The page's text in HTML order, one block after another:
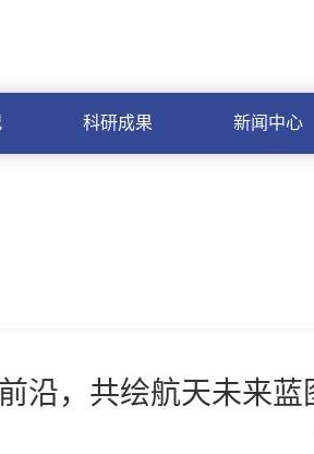
科研成果 新闻中心
沿，共绘航天未来